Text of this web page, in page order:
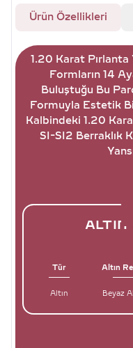
Ürün Özellikleri
1.20 Karat
Formların 14
Buluştuğu Bu
Formuyla Estetik
Kalbindeki 1.20
SI-SI2 Berraklık
ALTIN
Tür Altın
Altın Beyaz